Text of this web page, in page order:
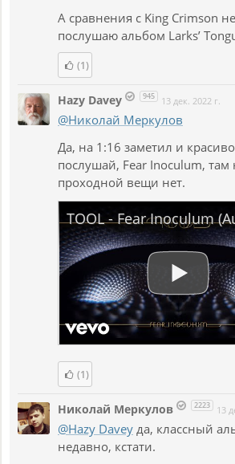
А сравнения с King Crimson
послушаю альбом Larks’
(1)
Hazy Davey 945 13 дек. 2022 г.
@Николай Меркулов
Да, на 1:16 заметил и
послушай, Fear Inoculum,
проходной вещи нет.
TOOL - Fear Inoculum
(1)
Николай Меркулов 2223 13
@Hazy Davey да, классный
недавно, кстати.